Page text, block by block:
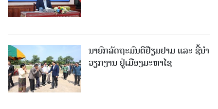
ນາຍົກລັດຖະມົນຕີຢ້ຽມຢາມ ແລະ ຊີ້ນຳ
ວຽກງານ ຢູ່ເມືອງມະຫາໄຊ